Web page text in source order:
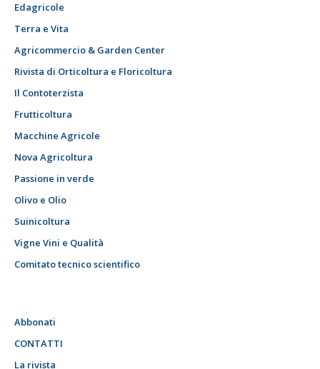
Edagricole
Terra e Vita
Agricommercio & Garden Center
Rivista di Orticoltura e Floricoltura
Il Contoterzista
Frutticoltura
Macchine Agricole
Nova Agricoltura
Passione in verde
Olivo e Olio
Suinicoltura
Vigne Vini e Qualità
Comitato tecnico scientifico
Abbonati
CONTATTI
La rivista